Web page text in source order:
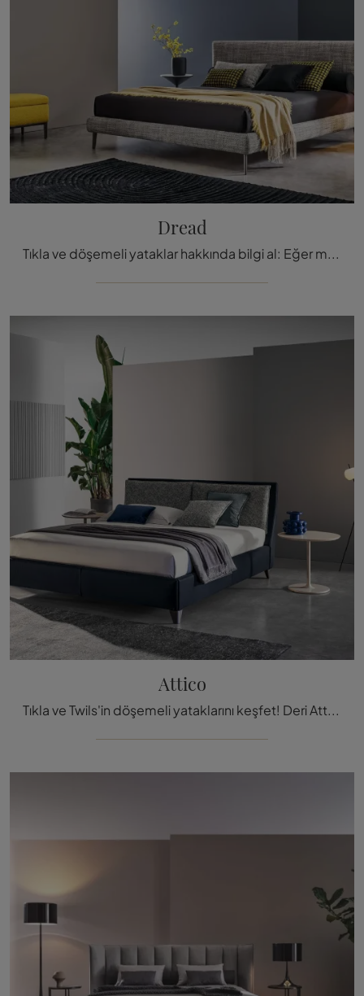
Dread
Tıkla ve döşemeli yataklar hakkında bilgi al: Eğer modern çift kişilik modeller arıyorsan, Dread Twils modeli tam sana göre.
Attico
Tıkla ve Twils'in döşemeli yataklarını keşfet! Deri Attico modeli, çift kişilik versiyonlarında